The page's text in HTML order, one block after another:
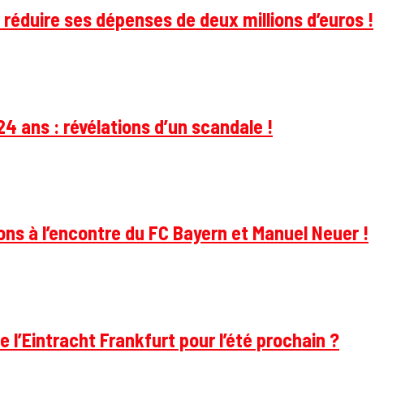
ses dépenses de deux millions d’euros !
ans : révélations d’un scandale !
à l’encontre du FC Bayern et Manuel Neuer !
l’Eintracht Frankfurt pour l’été prochain ?